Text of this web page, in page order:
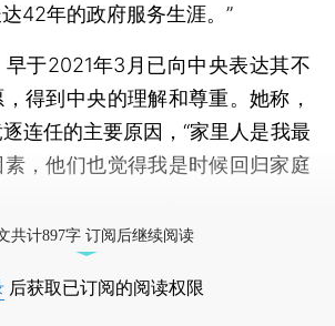
42年的政府服务生涯。”
2021年3月已向中央表达其不
得到中央的理解和尊重。她称，
连任的主要原因，“家里人是我最
，他们也觉得我是时候回归家庭
共计897字 订阅后继续阅读
后获取已订阅的阅读权限